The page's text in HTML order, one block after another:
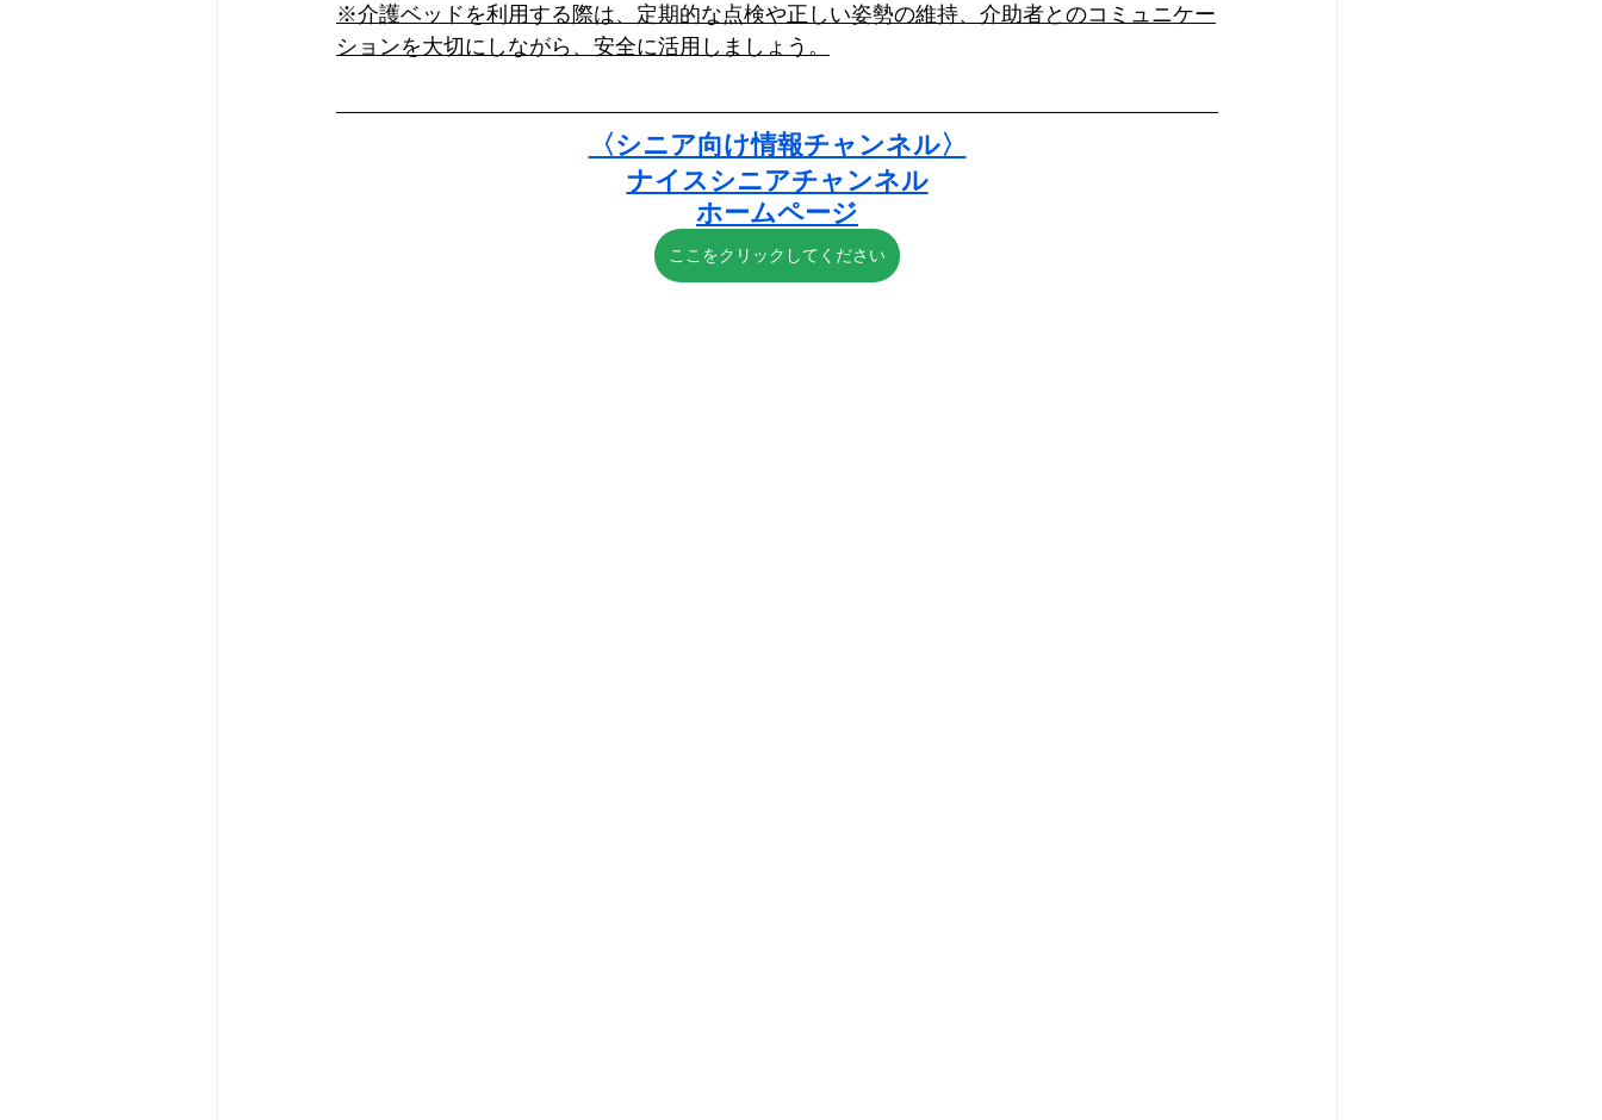
※介護ベッドを利用する際は、定期的な点検や正しい姿勢の維持、介助者とのコミュニケー
ションを大切にしながら、安全に活用しましょう。
〈シニア向け情報チャンネル〉
ナイスシニアチャンネル
ホームページ
ここをクリックしてください